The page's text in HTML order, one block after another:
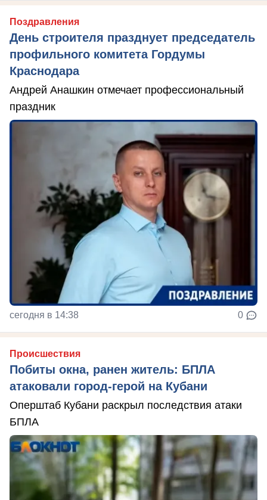
Поздравления
День строителя празднует председатель
профильного комитета Гордумы
Краснодара
Андрей Анашкин отмечает профессиональный
праздник
сегодня в 14:38 0
Происшествия
Побиты окна, ранен житель: БПЛА
атаковали город-герой на Кубани
Оперштаб Кубани раскрыл последствия атаки
БПЛА